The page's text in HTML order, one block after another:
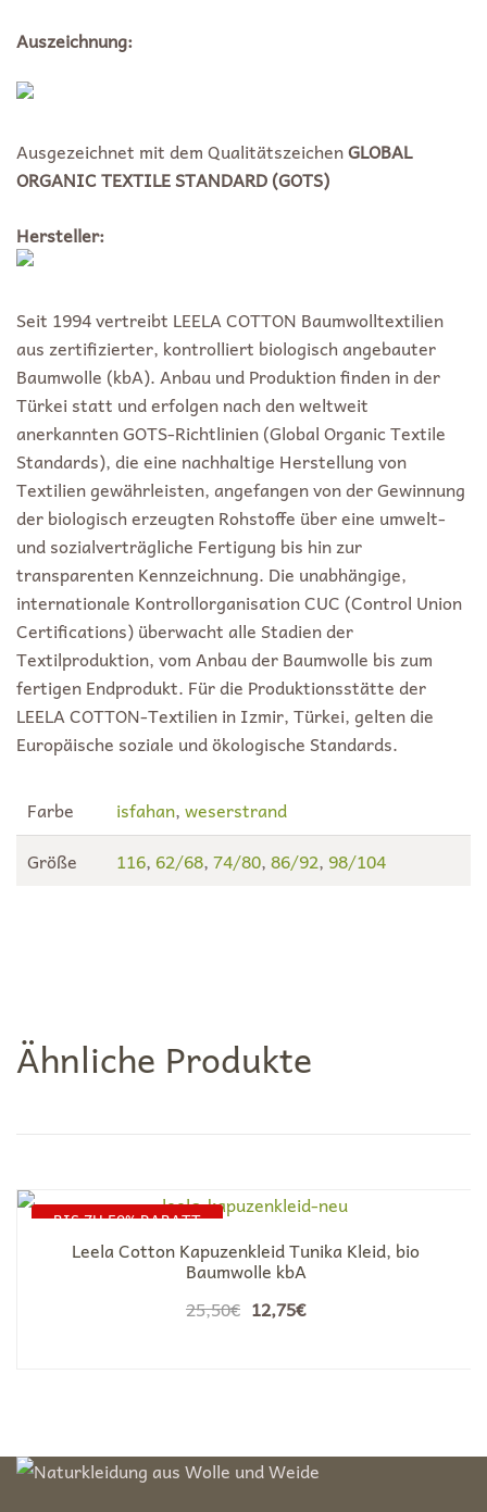
Auszeichnung:
Ausgezeichnet mit dem QualitätszeichenGLOBAL
ORGANIC TEXTILE STANDARD (GOTS)
Hersteller:
Seit 1994 vertreibt LEELA COTTON Baumwolltextilien
aus zertifizierter, kontrolliert biologisch angebauter
Baumwolle (kbA). Anbau und Produktion finden in der
Türkei statt und erfolgen nach den weltweit
anerkannten GOTS-Richtlinien (Global Organic Textile
Standards), die eine nachhaltige Herstellung von
Textilien gewährleisten, angefangen von der Gewinnung
der biologisch erzeugten Rohstoffe über eine umwelt-
und sozialverträgliche Fertigung bis hin zur
transparenten Kennzeichnung. Die unabhängige,
internationale Kontrollorganisation CUC (Control Union
Certifications) überwacht alle Stadien der
Textilproduktion, vom Anbau der Baumwolle bis zum
fertigen Endprodukt. Für die Produktionsstätte der
LEELA COTTON-Textilien in Izmir, Türkei, gelten die
Europäische soziale und ökologische Standards.
Farbe isfahan,weserstrand
Größe
116, 62/68,74/80,86/92, 98/104
Ähnliche Produkte
BIS ZU 50% RABATT
Leela Cotton Kapuzenkleid Tunika Kleid, bio
Baumwolle kbA
25,50€ Ursprünglicher
12,75€Aktueller